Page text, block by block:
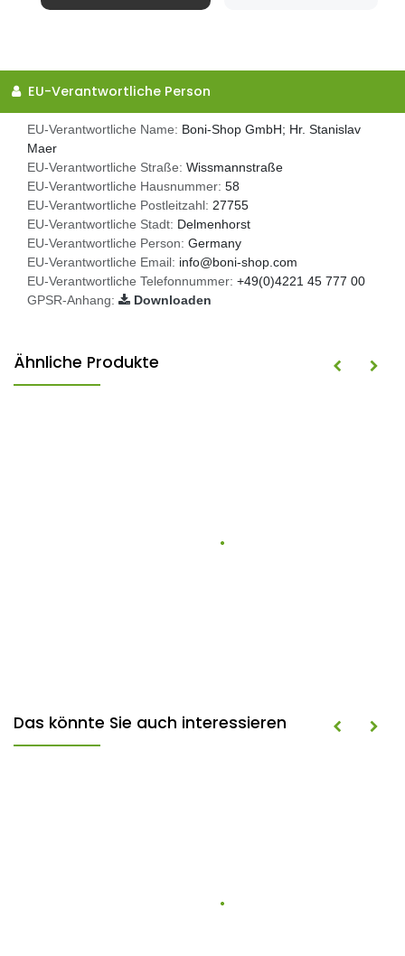
EU-Verantwortliche Person
EU-Verantwortliche Name: Boni-Shop GmbH; Hr. Stanislav
Maer
EU-Verantwortliche Straße: Wissmannstraße
EU-Verantwortliche Hausnummer: 58
EU-Verantwortliche Postleitzahl: 27755
EU-Verantwortliche Stadt: Delmenhorst
EU-Verantwortliche Person: Germany
EU-Verantwortliche Email: info@boni-shop.com
EU-Verantwortliche Telefonnummer: +49(0)4221 45 777 00
GPSR-Anhang:
Downloaden
Ähnliche Produkte
Das könnte Sie auch interessieren